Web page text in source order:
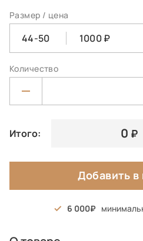
Размер / цена
44-50 1000
Количество
Итого: 0
Добавить в
6 000